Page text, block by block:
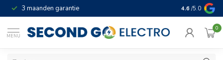
3 maanden garantie Geld terug
4.6 /5.0
MENU
0